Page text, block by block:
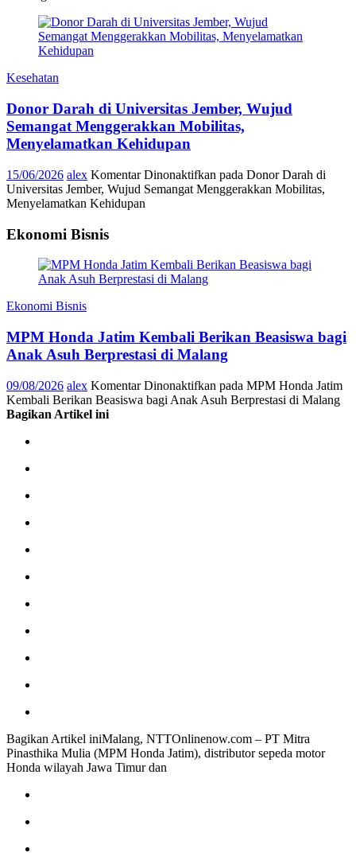
Kesehatan
Donor Darah di Universitas Jember, Wujud
Semangat Menggerakkan Mobilitas,
Menyelamatkan Kehidupan
15/06/2026 alex Komentar Dinonaktifkan pada Donor Darah di
Universitas Jember, Wujud Semangat Menggerakkan Mobilitas,
Menyelamatkan Kehidupan
Ekonomi Bisnis
Ekonomi Bisnis
MPM Honda Jatim Kembali Berikan Beasiswa bagi
Anak Asuh Berprestasi di Malang
09/08/2026 alex Komentar Dinonaktifkan pada MPM Honda Jatim
Kembali Berikan Beasiswa bagi Anak Asuh Berprestasi di Malang
Bagikan Artikel ini
Bagikan Artikel iniMalang, NTTOnlinenow.com – PT Mitra
Pinasthika Mulia (MPM Honda Jatim), distributor sepeda motor
Honda wilayah Jawa Timur dan